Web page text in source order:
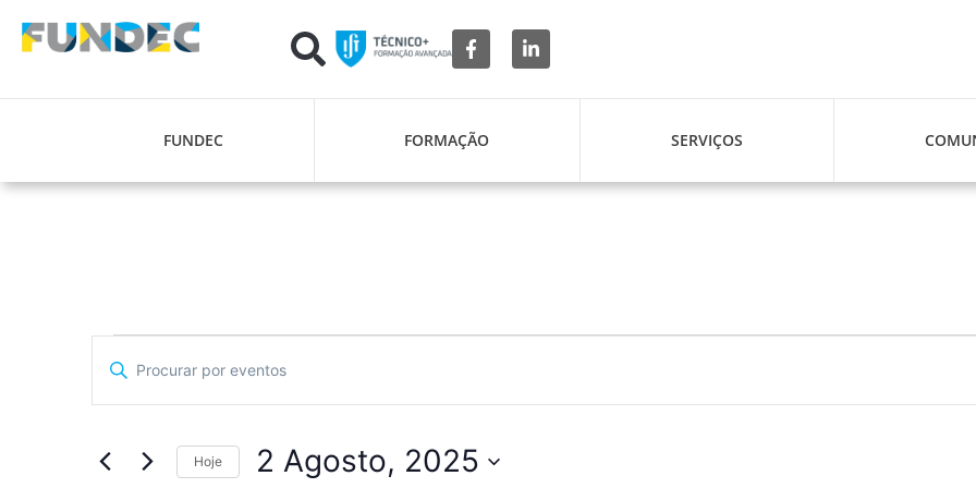
FUNDEC FORMAÇÃO SERVIÇOS
Navegação
de
pesquisa
Digite
chave.
Eventos
Hoje 2 Agosto, 2025